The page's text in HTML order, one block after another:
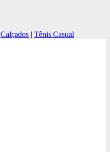
Calçados | Tênis Casual